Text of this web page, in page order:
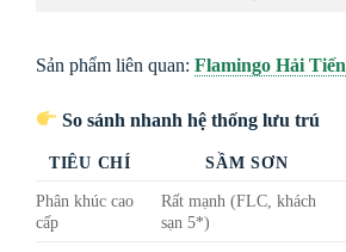
Sản phẩm liên quan: Flamingo Hải Tiến
So sánh nhanh hệ thống lưu trú
TIÊU CHÍ SẦM SƠN
Phân khúc cao
cấp
Rất mạnh (FLC, khách
sạn 5*)